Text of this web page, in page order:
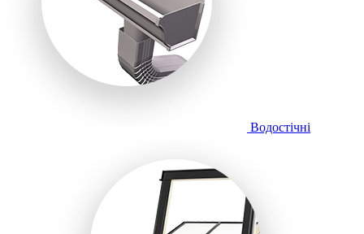
Водостічні